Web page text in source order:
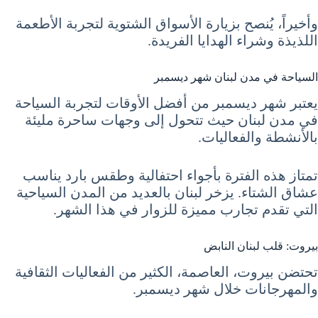
وأخيراً، يُنصح بزيارة الأسواق الشتوية لتجربة الأطعمة
اللذيذة وشراء الهدايا الفريدة.
السياحة في مدن لبنان شهر ديسمبر
يعتبر شهر ديسمبر من أفضل الأوقات لتجربة السياحة
في مدن لبنان حيث تتحول إلى وجهات ساحرة مليئة
بالأنشطة والفعاليات.
تمتاز هذه الفترة بأجواء احتفالية وطقس بارد يناسب
عشاق الشتاء. يزخر لبنان بالعديد من المدن السياحية
التي تقدم تجارب مميزة للزوار في هذا الشهر.
بيروت: قلب لبنان النابض
تحتضن بيروت، العاصمة، الكثير من الفعاليات الثقافية
والمهرجانات خلال شهر ديسمبر.